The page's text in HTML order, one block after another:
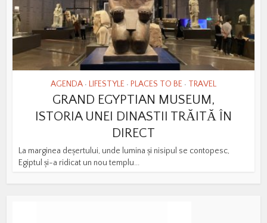
AGENDA • LIFESTYLE • PLACES TO BE • TRAVEL
GRAND EGYPTIAN MUSEUM,
ISTORIA UNEI DINASTII TRĂITĂ ÎN
DIRECT
La marginea deșertului, unde lumina și nisipul se contopesc,
Egiptul și-a ridicat un nou templu...